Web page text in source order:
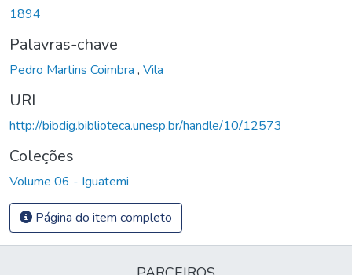
1894
Palavras-chave
Pedro Martins Coimbra , Vila
URI
http://bibdig.biblioteca.unesp.br/handle/10/12573
Coleções
Volume 06 - Iguatemi
Página do item completo